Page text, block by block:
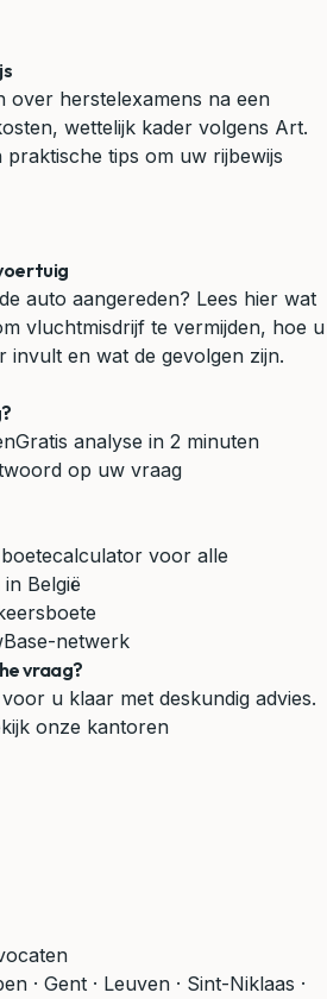
over herstelexamens na een
wettelijk kader volgens Art.
tips om uw rijbewijs
auto aangereden? Lees hier wat
vluchtmisdrijf te vermijden, hoe u
invult en wat de gevolgen zijn.
Gratis analyse in 2 minuten
op uw vraag
voor alle
België
netwerk
vraag?
u klaar met deskundig advies.
onze kantoren
· Gent · Leuven · Sint-Niklaas ·